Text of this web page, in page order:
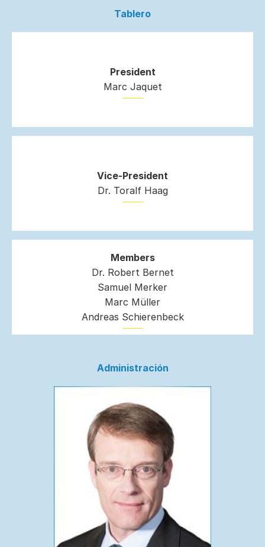
Tablero
President
Marc Jaquet
Vice-President
Dr. Toralf Haag
Members
Dr. Robert Bernet
Samuel Merker
Marc Müller
Andreas Schierenbeck
Administración